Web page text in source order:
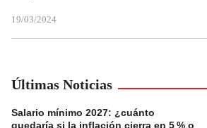
19/03/2024
Últimas Noticias
Salario mínimo 2027: ¿cuánto
quedaría si la inflación cierra en 5 % o